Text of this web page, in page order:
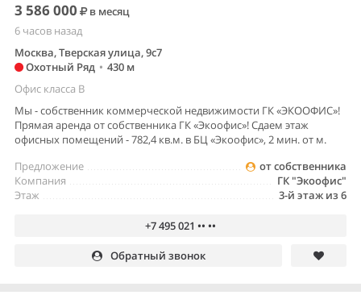
3 586 000
в месяц
6 часов назад
Москва, Тверская улица, 9с7
Охотный Ряд • 430 м
Офис класса B
Мы - собственник коммерческой недвижимости ГК «ЭКООФИС»!
Прямая аренда от собственника ГК «Экоофис»! Сдаем этаж
офисных помещений - 782,4 кв.м. в БЦ «Экоофис», 2 мин. от м.
от собственника
Предложение
ГК "Экоофис"
Компания
3-й этаж из 6
Этаж
+7 495 021 •• ••
Обратный звонок